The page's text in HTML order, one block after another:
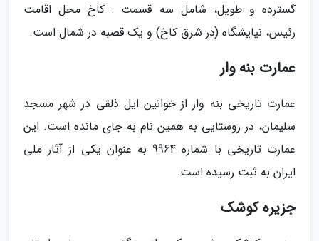
گسترده و طویل، شامل سه قسمت : کاخ محل اقامت
رئیس، نیایشگاه (در شرق کاخ) و یک قصبه در شمال است.
عمارت بنه وار
عمارت تاریخی بنه وار از خوانین ایل ذلقی در شهر مسجد
سلیمان، در روستایی به همین نام به جای مانده است. این
عمارت تاریخی با شماره 9964 به عنوان یکی از آثار ملی
ایران به ثبت رسیده است.
جزیره کوشک